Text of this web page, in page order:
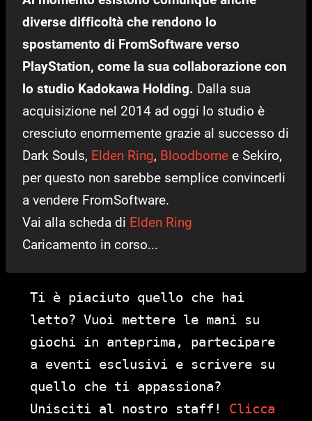
diverse difficoltà che rendono lo
spostamento di FromSoftware verso
PlayStation, come la sua collaborazione con
lo studio Kadokawa Holding. Dalla sua
acquisizione nel 2014 ad oggi lo studio è
cresciuto enormemente grazie al successo di
Dark Souls, Elden Ring, Bloodborne e Sekiro,
per questo non sarebbe semplice convincerli
a vendere FromSoftware.
Vai alla scheda di Elden Ring
Caricamento in corso...
Ti è piaciuto quello che hai
letto? Vuoi mettere le mani su
giochi in anteprima, partecipare
a eventi esclusivi e scrivere su
quello che ti appassiona?
Unisciti al nostro staff! Clicca